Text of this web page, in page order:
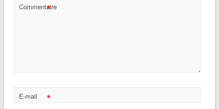
Commentaire
*
E-mail *